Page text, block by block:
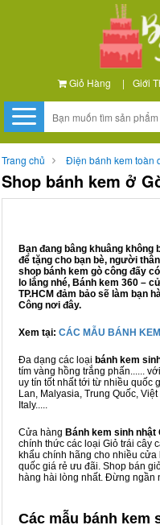
Giỏ Hàng | Giới
Trang chủ Điện bánh kem toàn
Shop bánh kem ở
Bạn đang bâng khuâng không
để tặng cho bạn bè, người
shop bánh kem gò công đấy
lo lắng nhé, Bánh kem 360 –
TP.HCM đảm bảo sẽ làm bạn
Công nơi đây.
Xem tại: CÁC MẪU BÁNH
Đa dạng các loại bánh kem
tím vàng hồng trắng phấn......
uy tín tốt nhất tới từ nhiều quốc
Lan, Malyasia, Trung Quốc,
Italy.....
Cửa hàng Bánh kem sinh nhật
chính thức các loại Giỏ trái cây
khẩu chính hãng cho nhiều
quốc giá rẻ ưu đãi. Shop bán
hàng hài lòng nhất. Đừng ngần
Các mẫu bánh kem